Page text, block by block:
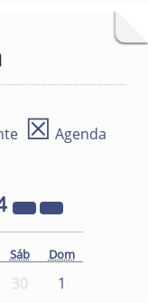
☒ Agenda
Sáb Dom
30
1